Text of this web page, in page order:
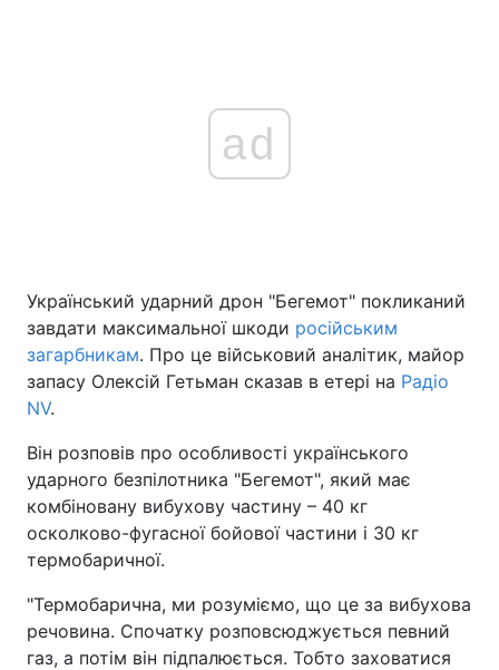
Україна Політика
Економіка Світ
Спорт Наука
Техно і зв'язок Лайт
Зброя Інциденти
Здоров'я Туризм
Екологія Регіони
ad
Український ударний дрон "Бегемот" покликаний
завдати максимальної шкоди російським
загарбникам. Про це військовий аналітик, майор
запасу Олексій Гетьман сказав в етері на Радіо
NV.
Він розповів про особливості українського
ударного безпілотника "Бегемот", який має
комбіновану вибухову частину – 40 кг
осколково-фугасної бойової частини і 30 кг
термобаричної.
"Термобарична, ми розуміємо, що це за вибухова
речовина. Спочатку розповсюджується певний
газ, а потім він підпалюється. Тобто заховатися